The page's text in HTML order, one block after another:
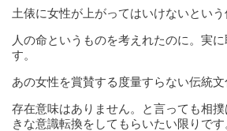
土俵に女性が上がってはいけないという
人の命というものを考えれたのに。実
す。
あの女性を賞賛する度量すらない伝統文
存在意味はありません。と言っても相
きな意識転換をしてもらいたい限りです